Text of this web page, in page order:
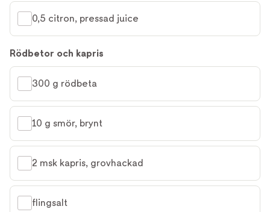
0,5 citron, pressad juice
Rödbetor och kapris
300 g rödbeta
10 g smör, brynt
2 msk kapris, grovhackad
flingsalt